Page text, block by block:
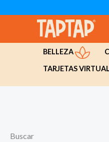
BELLEZA
TARJETAS VIRTUAL
Buscar